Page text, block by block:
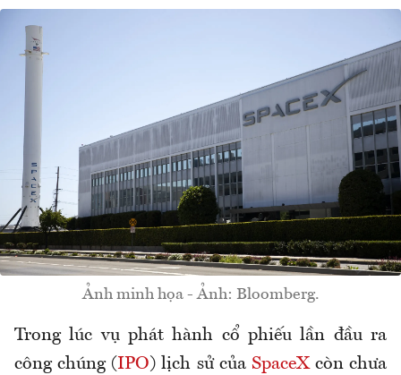
Ảnh minh họa - Ảnh: Bloomberg.
Trong lúc vụ phát hành cổ phiếu lần đầu ra
công chúng (IPO) lịch sử của SpaceXcòn chưa